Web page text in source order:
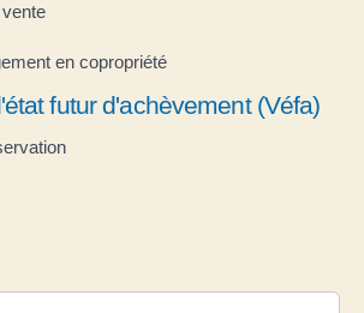
en copropriété
futur d'achèvement (Véfa)